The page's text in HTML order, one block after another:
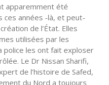
apparemment été
ces années -là, et peut-
de l’État. Elles
utilisées par les
police les ont fait exploser
Le Dr Nissan Sharifi,
de l’histoire de Safed,
du Nord a toujours